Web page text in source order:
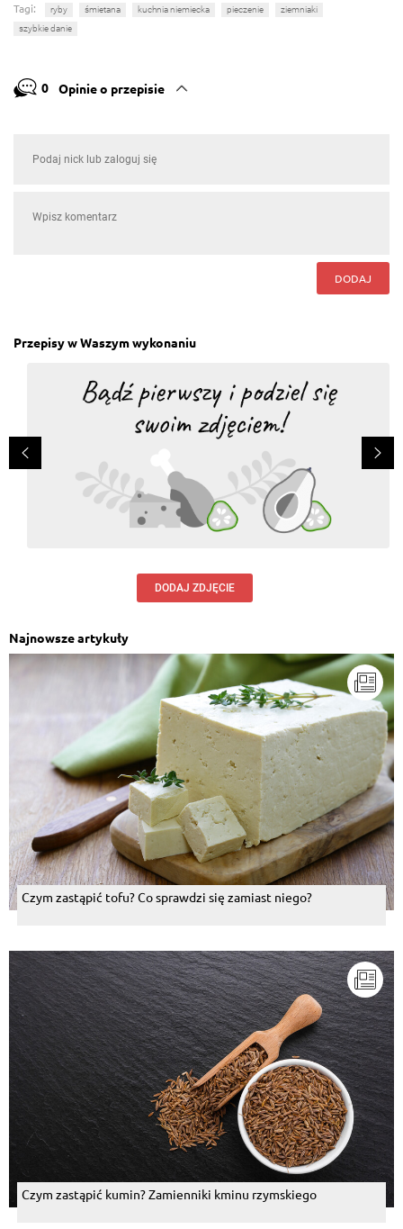
Tagi: ryby śmietana kuchnia niemiecka pieczenie
ziemniaki
szybkie danie
0 Opinie o przepisie
DODAJ
Przepisy w Waszym wykonaniu
DODAJ ZDJĘCIE
Najnowsze artykuły
Czym zastąpić tofu? Co sprawdzi się zamiast niego?
Czym zastąpić kumin? Zamienniki kminu rzymskiego